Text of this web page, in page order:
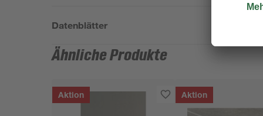
Datenblätter
Ähnliche Produkte
Aktion Aktion